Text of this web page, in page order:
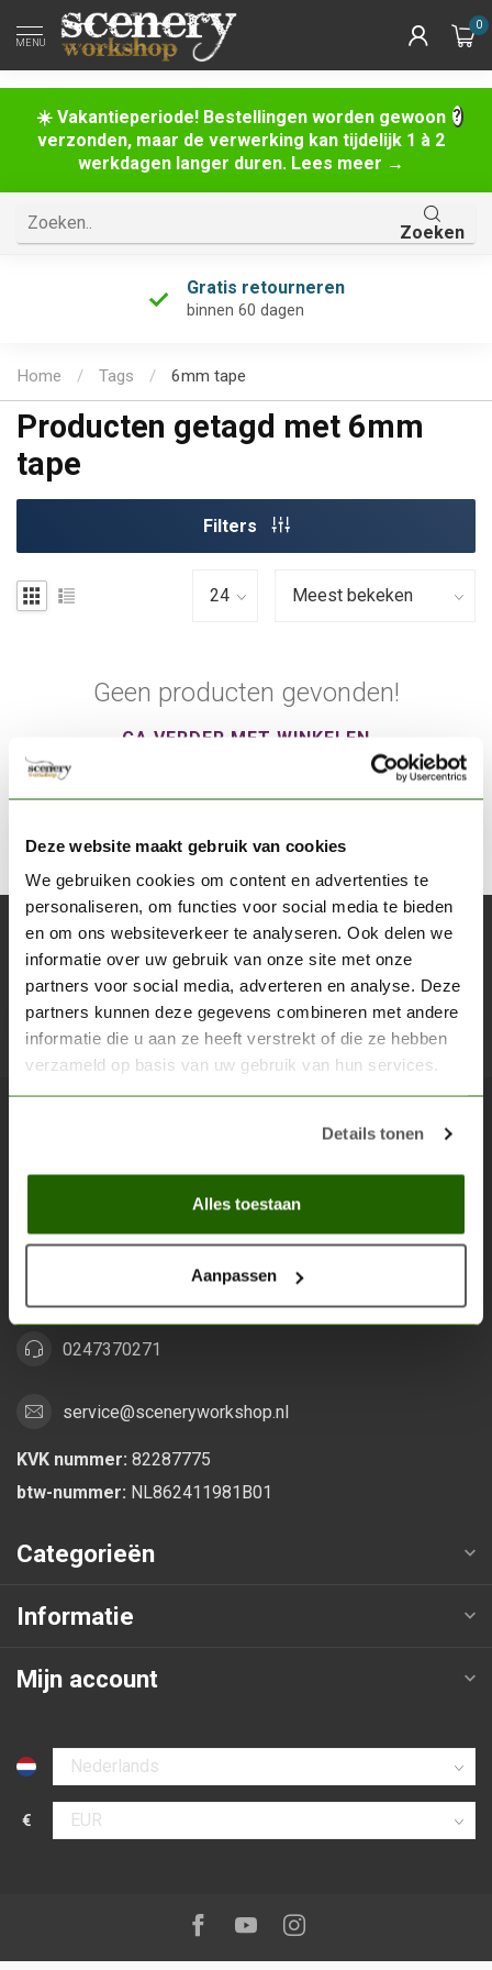
Deze website maakt gebruik van cookies
We gebruiken cookies om content en advertenties te
personaliseren, om functies voor social media te bieden
en om ons websiteverkeer te analyseren. Ook delen we
informatie over uw gebruik van onze site met onze
partners voor social media, adverteren en analyse. Deze
partners kunnen deze gegevens combineren met andere
informatie die u aan ze heeft verstrekt of die ze hebben
verzameld op basis van uw gebruik van hun services.
Details tonen
Alles toestaan
Aanpassen
☀️ Vakantieperiode! Bestellingen worden gewoon
verzonden, maar de verwerking kan tijdelijk 1 à 2
werkdagen langer duren. Lees meer →
MENU
0
Zoeken
Gratis retourneren
binnen 60 dagen
Home / Tags / 6mm tape
Producten getagd met 6mm
tape
Filters
Geen producten gevonden!
GA VERDER MET WINKELEN
Abonneer je op onze nieuwsbrief
Blijf op de hoogte over onze laatste acties
Alles voor je miniature wargaming en scenery
Grootstalselaan 46
0247370271
service@sceneryworkshop.nl
KVK nummer: 82287775
btw-nummer: NL862411981B01
Categorieën
Informatie
Mijn account
Selecteer taal
€
Selecteer valuta
Volg ons op:Facebook
YoutubeInstagram